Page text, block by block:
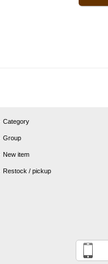
Category
Group
New item
Restock / pickup